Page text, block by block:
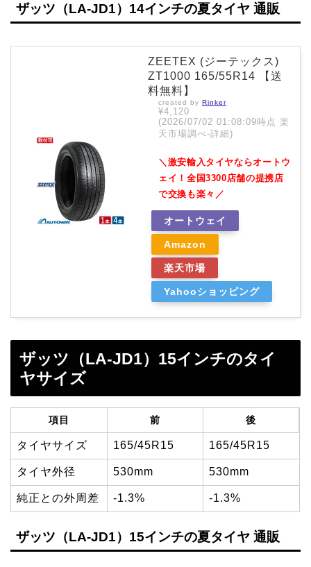
ザッツ（LA-JD1）14インチの夏タイヤ 通販
ZEETEX (ジーテックス)
ZT1000 165/55R14 【送
料無料】
created by Rinker
¥4,120
(2026/07/02 01:08:09時点 楽
天市場調べ-詳細)
＼激安輸入タイヤならオートウ
ェイ！全国3300店舗の提携店
で交換も楽々／
オートウェイ
Amazon
楽天市場
Yahooショッピング
ザッツ（LA-JD1）15インチのタイ
ヤサイズ
項目 前 後
タイヤサイズ 165/45R15 165/45R15
タイヤ外径 530mm 530mm
純正との外周差 -1.3% -1.3%
ザッツ（LA-JD1）15インチの夏タイヤ 通販